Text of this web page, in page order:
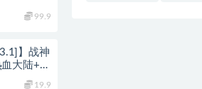
99.9
】战神
大陆+蛮
19.9